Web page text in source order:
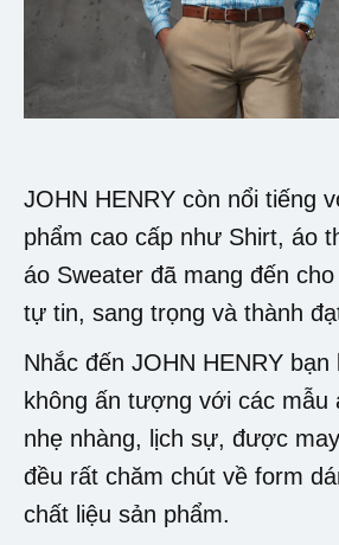
JOHN HENRY còn nổi tiếng
phẩm cao cấp như Shirt, áo
áo Sweater đã mang đến
tự tin, sang trọng và thành
Nhắc đến JOHN HENRY bạn
không ấn tượng với các mẫu
nhẹ nhàng, lịch sự, được
đều rất chăm chút về form
chất liệu sản phẩm.